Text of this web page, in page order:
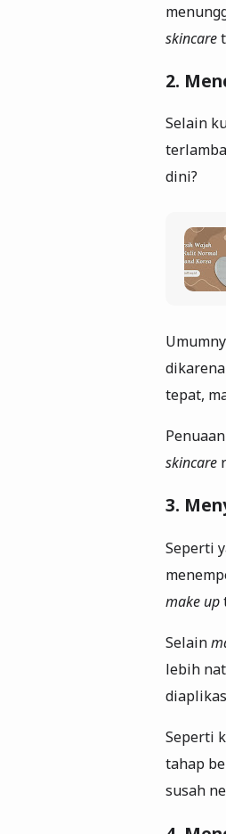
skincare
2.
Selain
dini?
tepat,
skincare
3.
Seperti
make up
Selain
lebih
Seperti
tahap
susah